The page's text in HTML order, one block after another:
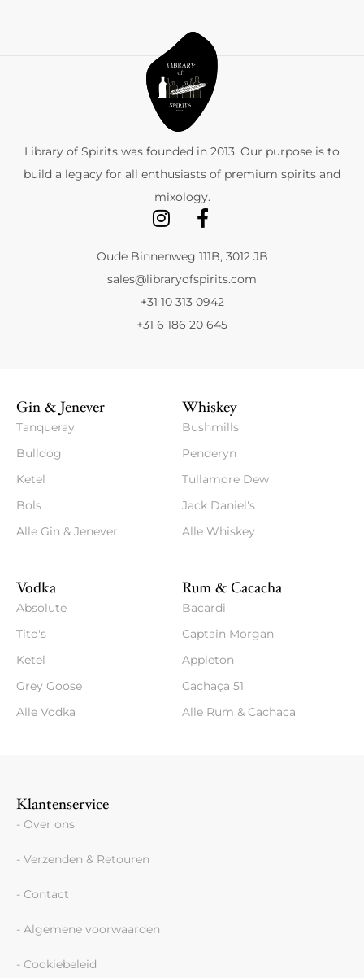
Library of Spirits was founded in 2013. Our purpose is to
build a legacy for all enthusiasts of premium spirits and
mixology.
Oude Binnenweg 111B, 3012 JB
sales@libraryofspirits.com
+31 10 313 0942
+31 6 186 20 645
Gin & Jenever
Tanqueray
Bulldog
Ketel
Bols
Alle Gin & Jenever
Whiskey
Bushmills
Penderyn
Tullamore Dew
Jack Daniel's
Alle Whiskey
Vodka
Absolute
Tito's
Ketel
Grey Goose
Alle Vodka
Rum & Cacacha
Bacardi
Captain Morgan
Appleton
Cachaça 51
Alle Rum & Cachaca
Klantenservice
- Over ons
- Verzenden & Retouren
- Contact
- Algemene voorwaarden
- Cookiebeleid